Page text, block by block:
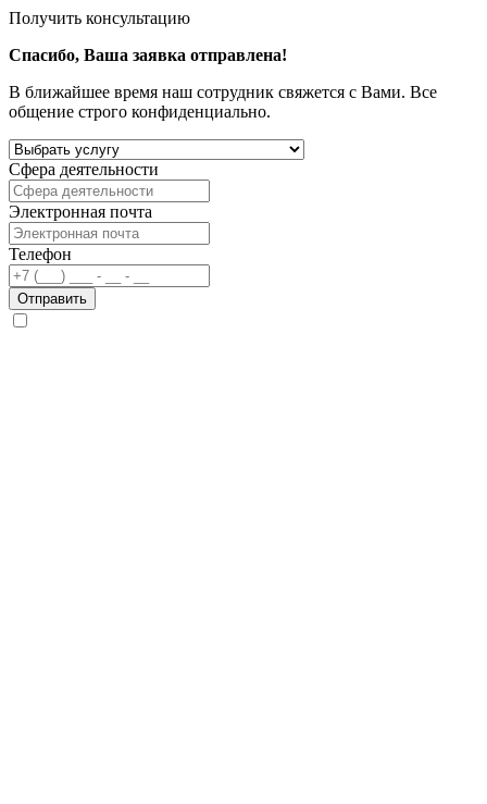
Получить консультацию
Спасибо, Ваша заявка отправлена!
В ближайшее время наш сотрудник свяжется с Вами. Все
общение строго конфиденциально.
Сфера деятельности
Электронная почта
Телефон
Отправить